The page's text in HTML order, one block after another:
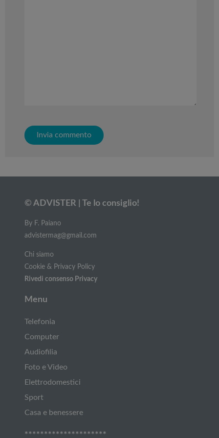
© ADVISTER | Te lo consiglio!
By F. Paiano
advistermag@gmail.com
Chi siamo
Cookie & Privacy Policy
Rivedi consenso Privacy
Menu
Telefonia
Computer
Audiofilia
Foto e Video
Elettrodomestici
Sport
Casa e benessere
*********************